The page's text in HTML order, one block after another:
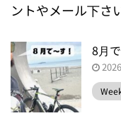
ントやメール下さ
8月